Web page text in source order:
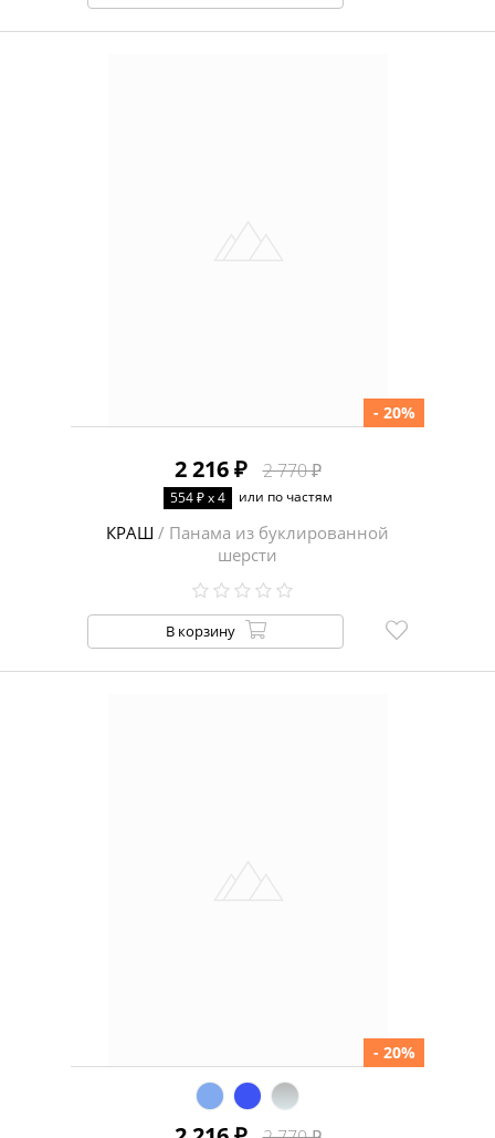
2 216 ₽ 2 770 ₽
- 20%
554 ₽ x 4 или по частям
КРАШ / Панама из буклированной
шерсти
В корзину
- 20%